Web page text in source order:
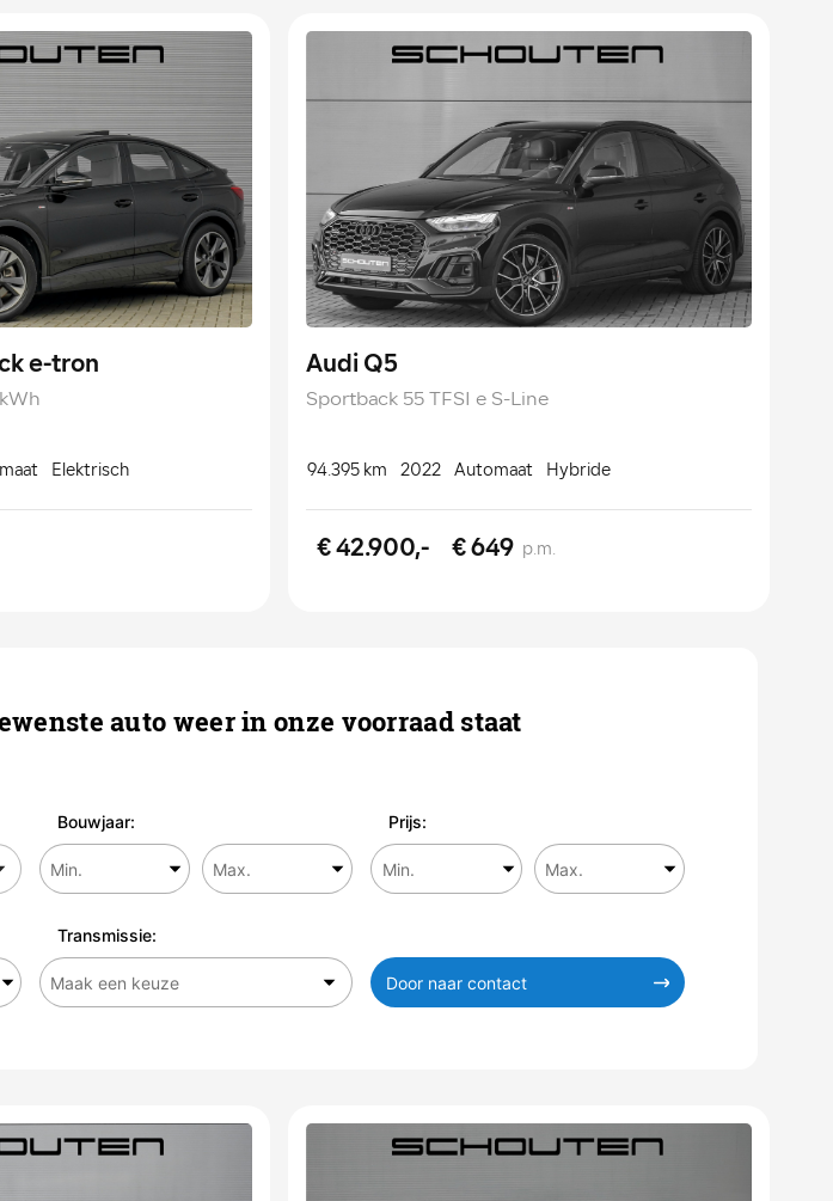
e-tron
Elektrisch
Audi Q5
Sportback 55 TFSI e S-Line
94.395 km 2022 Automaat Hybride
€ 42.900,- € 649 p.m.
auto weer in onze voorraad staat
Bouwjaar: Prijs:
Transmissie:
Door naar contact